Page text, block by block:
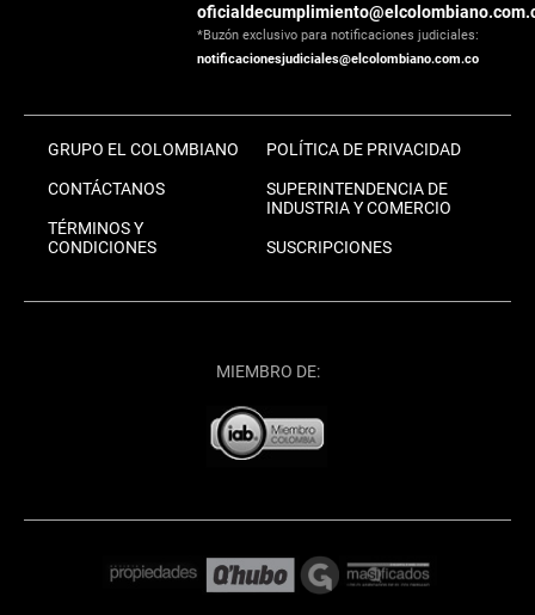
*Buzón exclusivo para notificaciones judiciales:
notificacionesjudiciales@elcolombiano.com.co
GRUPO EL COLOMBIANO
CONTÁCTANOS
TÉRMINOS Y
CONDICIONES
POLÍTICA DE PRIVACIDAD
SUPERINTENDENCIA DE
INDUSTRIA Y COMERCIO
SUSCRIPCIONES
MIEMBRO DE: